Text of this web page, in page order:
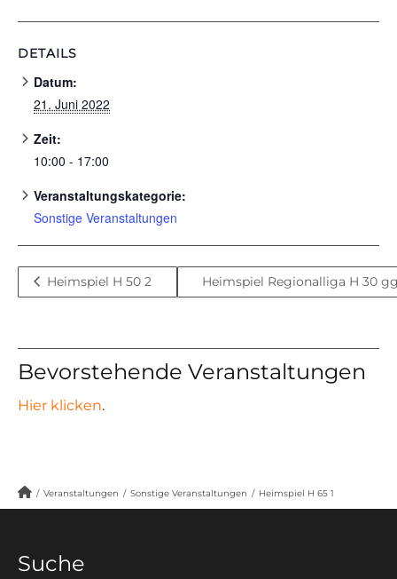
DETAILS
Datum:
21. Juni 2022
Zeit:
10:00 - 17:00
Veranstaltungskategorie:
Sonstige Veranstaltungen
Heimspiel H 50 2 Heimspiel Regionalliga H 30
Bevorstehende Veranstaltungen
Hier klicken.
/ Veranstaltungen / Sonstige Veranstaltungen / Heimspiel H 65 1
Suche